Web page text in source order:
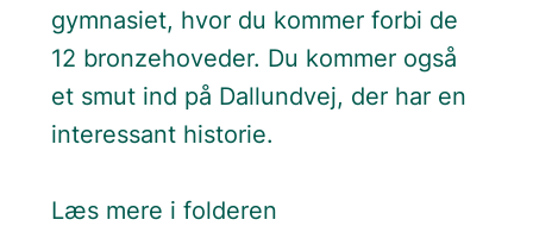
gymnasiet, hvor du kommer forbi de
12 bronzehoveder. Du kommer også
et smut ind på Dallundvej, der har en
interessant historie.
Læs mere i folderen